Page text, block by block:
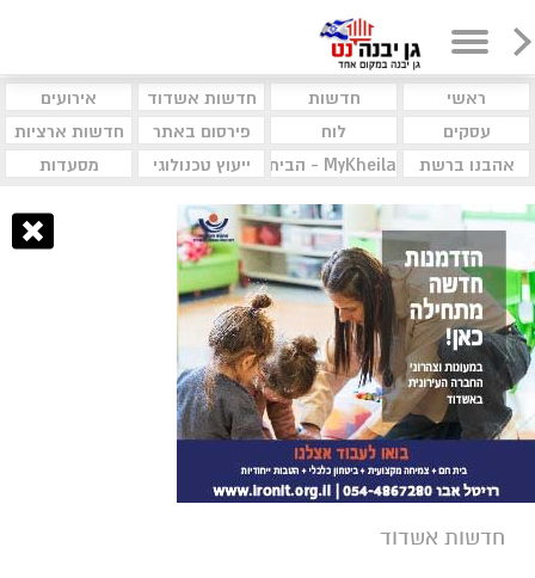
ראשי חדשות חדשות אשדוד
אירועים
עסקים
לוח פירסום באתר
חדשות ארציות
אהבנו ברשת
MyKheila - הבית לעסקים וקהילות ייעוץ טכנולוגי מסעדות
חדשות אשדוד